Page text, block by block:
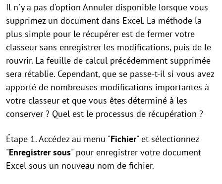
Il n'y a pas d'option Annuler disponible lorsque vous
supprimez un document dans Excel. La méthode la
plus simple pour le récupérer est de fermer votre
classeur sans enregistrer les modifications, puis de le
rouvrir. La feuille de calcul précédemment supprimée
sera rétablie. Cependant, que se passe-t-il si vous avez
apporté de nombreuses modifications importantes à
votre classeur et que vous êtes déterminé à les
conserver ? Quel est le processus de récupération ?
Étape 1. Accédez au menu "Fichier" et sélectionnez
"Enregistrer sous" pour enregistrer votre document
Excel sous un nouveau nom de fichier.